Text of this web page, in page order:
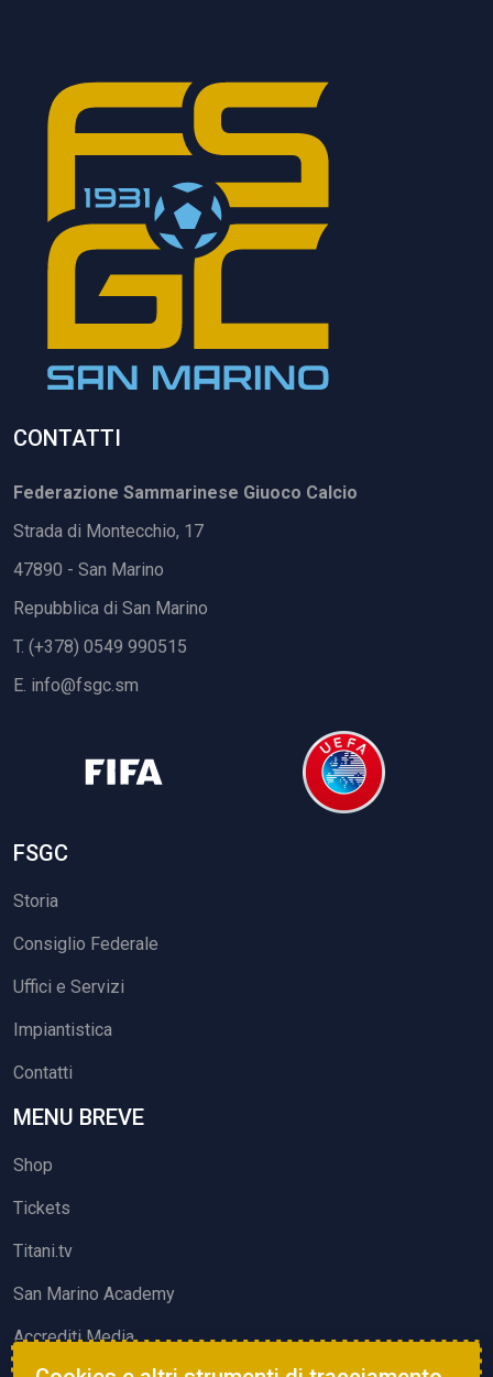
CONTATTI
Federazione Sammarinese Giuoco Calcio
Strada di Montecchio, 17
47890 - San Marino
Repubblica di San Marino
T. (+378) 0549 990515
E. info@fsgc.sm
FSGC
Storia
Consiglio Federale
Uffici e Servizi
Impiantistica
Contatti
MENU BREVE
Shop
Tickets
Titani.tv
San Marino Academy
Accrediti Media